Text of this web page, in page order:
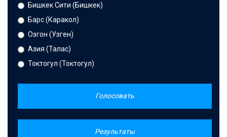
Бишкек Сити (Бишкек)
Барс (Каракол)
Озгон (Узген)
Азия (Талас)
Токтогул (Токтогул)
Голосовать
Результаты